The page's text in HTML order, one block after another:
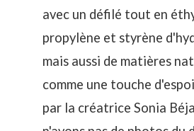
avec un défilé tout en
propylène et styrène
mais aussi de matières
comme une touche
par la créatrice Sonia